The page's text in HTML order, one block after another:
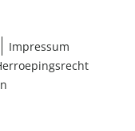
Impressum